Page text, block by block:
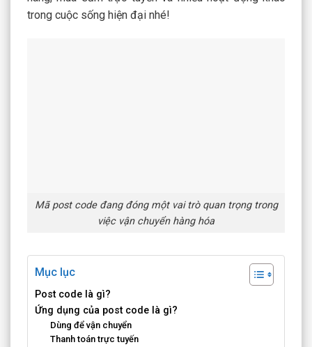
trong cuộc sống hiện đại nhé!
Mã post code đang đóng một vai trò quan trọng trong
việc vận chuyển hàng hóa
Mục lục
Post code là gì?
Ứng dụng của post code là gì?
Dùng để vận chuyển
Thanh toán trực tuyến